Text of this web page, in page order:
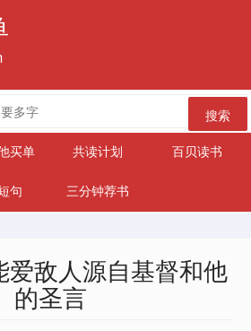
搜索
买单 共读计划 百贝读书
句
三分钟荐书
爱敌人源自基督和他
的圣言